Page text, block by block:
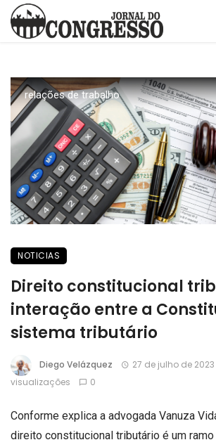
relações de trabalho
NOTICIAS
Direito constitucional
interação entre a
sistema tributário
Diego Velázquez 27 de julho de 2023
visualizações
0
Conforme explica a advogada Vanuza
direito constitucional tributário é um